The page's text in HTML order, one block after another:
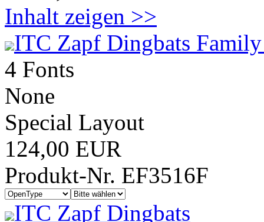
Inhalt zeigen >>
ITC Zapf Dingbats
4 Fonts
None
Special Layout
124,00 EUR
Produkt-Nr. EF3516F
ITC Zapf Dingbats